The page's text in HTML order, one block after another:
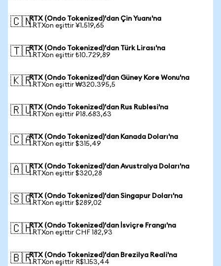
🇨🇳RTX (Ondo Tokenized)'dan Çin Yuanı'na
1 RTXon eşittir ¥1.519,65
🇹🇷RTX (Ondo Tokenized)'dan Türk Lirası'na
1 RTXon eşittir ₺10.729,89
🇰🇷RTX (Ondo Tokenized)'dan Güney Kore Wonu'na
1 RTXon eşittir ₩320.395,5
🇷🇺RTX (Ondo Tokenized)'dan Rus Rublesi'na
1 RTXon eşittir ₽18.683,63
🇨🇦RTX (Ondo Tokenized)'dan Kanada Doları'na
1 RTXon eşittir $315,49
🇦🇺RTX (Ondo Tokenized)'dan Avustralya Doları'na
1 RTXon eşittir $320,28
🇸🇬RTX (Ondo Tokenized)'dan Singapur Doları'na
1 RTXon eşittir $289,02
🇨🇭RTX (Ondo Tokenized)'dan İsviçre Frangı'na
1 RTXon eşittir CHF 182,93
🇧🇷RTX (Ondo Tokenized)'dan Brezilya Reali'na
1 RTXon eşittir R$1.153,44